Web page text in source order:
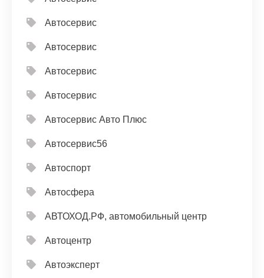
Автосервис
Автосервис
Автосервис
Автосервис
Автосервис Авто Плюс
Автосервис56
Автоспорт
Автосфера
АВТОХОД.РФ, автомобильный центр
Автоцентр
Автоэксперт